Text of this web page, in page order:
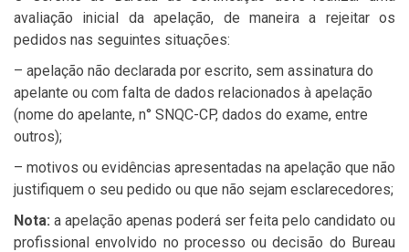
avaliação inicial da apelação, de maneira a rejeitar os
pedidos nas seguintes situações:
– apelação não declarada por escrito, sem assinatura do
apelante ou com falta de dados relacionados à apelação
(nome do apelante, n° SNQC-CP, dados do exame, entre
outros);
– motivos ou evidências apresentadas na apelação que não
justifiquem o seu pedido ou que não sejam esclarecedores;
Nota: a apelação apenas poderá ser feita pelo candidato ou
profissional envolvido no processo ou decisão do Bureau